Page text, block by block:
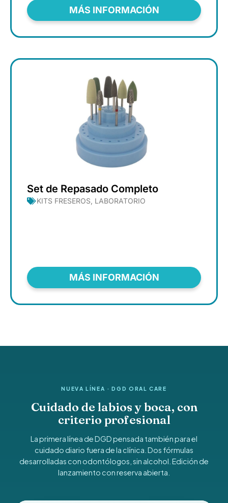
MÁS INFORMACIÓN
Set de Repasado Completo
KITS FRESEROS LABORATORIO
MÁS INFORMACIÓN
NUEVA LÍNEA · DGD ORAL CARE
Cuidado de labios y boca, con
criterio profesional
La primera línea de DGD pensada también para el
cuidado diario fuera de la clínica. Dos fórmulas
desarrolladas con odontólogos, sin alcohol. Edición de
lanzamiento con reserva abierta.